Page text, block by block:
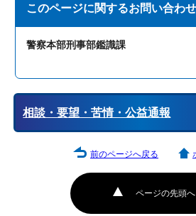
このページに関するお問い合わせ
警察本部刑事部鑑識課
相談・要望・苦情・公益通報
ページの先頭へ
前のページへ戻る